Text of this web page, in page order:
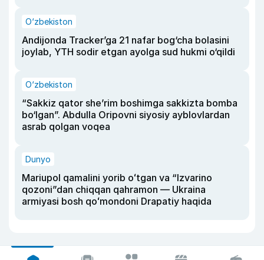
O‘zbekiston
Andijonda Tracker’ga 21 nafar bog‘cha bolasini
joylab, YTH sodir etgan ayolga sud hukmi o‘qildi
O‘zbekiston
“Sakkiz qator she’rim boshimga sakkizta bomba
bo‘lgan”. Abdulla Oripovni siyosiy ayblovlardan
asrab qolgan voqea
Dunyo
Mariupol qamalini yorib oʻtgan va “Izvarino
qozoni”dan chiqqan qahramon — Ukraina
armiyasi bosh qoʻmondoni Drapatiy haqida